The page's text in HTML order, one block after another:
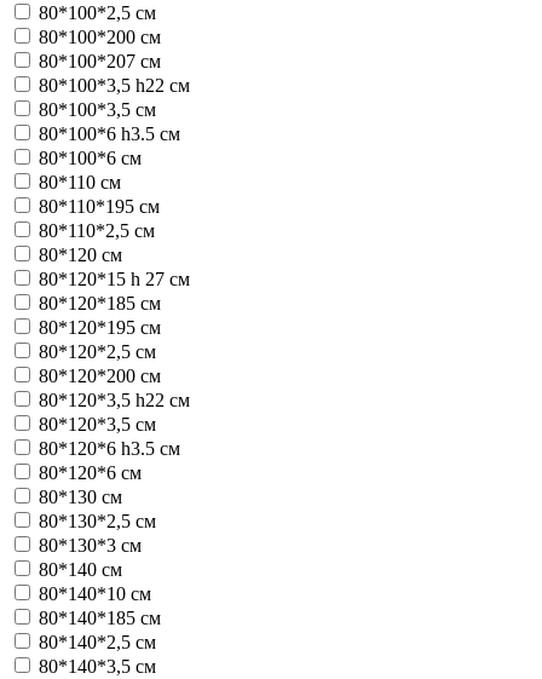
80*100*2,5 см
80*100*200 см
80*100*207 см
80*100*3,5 h22 см
80*100*3,5 см
80*100*6 h3.5 см
80*100*6 см
80*110 см
80*110*195 см
80*110*2,5 см
80*120 см
80*120*15 h 27 см
80*120*185 см
80*120*195 см
80*120*2,5 см
80*120*200 см
80*120*3,5 h22 см
80*120*3,5 см
80*120*6 h3.5 см
80*120*6 см
80*130 см
80*130*2,5 см
80*130*3 см
80*140 см
80*140*10 см
80*140*185 см
80*140*2,5 см
80*140*3,5 см